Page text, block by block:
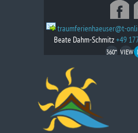
traumferienhaeuser@t-
Beate Dahm-Schmitz+49
360* VIEW